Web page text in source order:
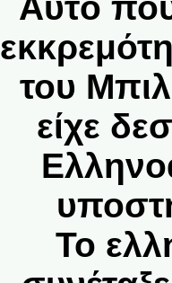
Αυτό
του
είχε
Το